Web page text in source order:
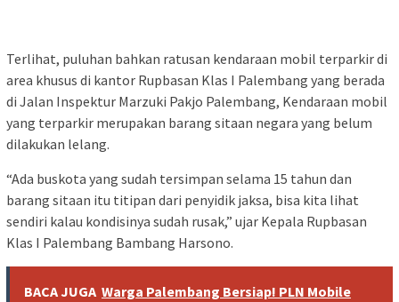
Terlihat, puluhan bahkan ratusan kendaraan mobil terparkir di
area khusus di kantor Rupbasan Klas I Palembang yang berada
di Jalan Inspektur Marzuki Pakjo Palembang, Kendaraan mobil
yang terparkir merupakan barang sitaan negara yang belum
dilakukan lelang.
“Ada buskota yang sudah tersimpan selama 15 tahun dan
barang sitaan itu titipan dari penyidik jaksa, bisa kita lihat
sendiri kalau kondisinya sudah rusak,” ujar Kepala Rupbasan
Klas I Palembang Bambang Harsono.
BACA JUGA Warga Palembang Bersiap! PLN Mobile